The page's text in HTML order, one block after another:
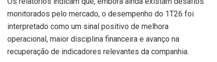
monitorados pelo mercado, o desempenho do 1T26 foi
interpretado como um sinal positivo de melhora
operacional, maior disciplina financeira e avanço na
recuperação de indicadores relevantes da companhia.